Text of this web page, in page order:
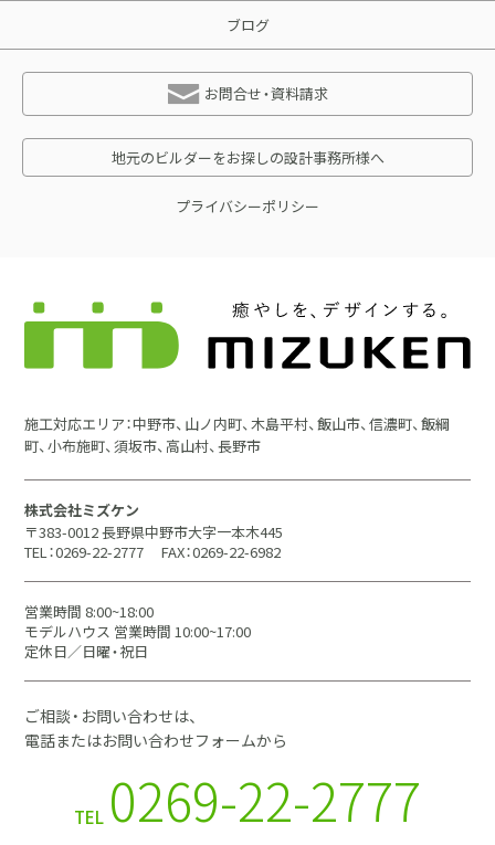
ブログ
お問合せ・資料請求
地元のビルダーをお探しの設計事務所様へ
プライバシーポリシー
施工対応エリア：中野市、山ノ内町、木島平村、飯山市、信濃町、飯綱
町、小布施町、須坂市、高山村、長野市
株式会社ミズケン
〒383-0012 長野県中野市大字一本木445
TEL：0269-22-2777
FAX：0269-22-6982
営業時間 8:00~18:00
モデルハウス 営業時間 10:00~17:00
定休日／日曜・祝日
ご相談・お問い合わせは、
電話またはお問い合わせフォームから
TEL 0269-22-2777